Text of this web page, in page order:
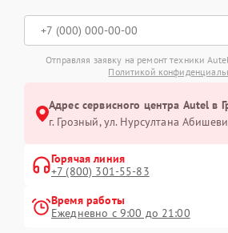
Отправляя заявку на ремонт техники
Политикой
Адрес сервисного центра Autel в
г. Грозный, ул. Нурсултана
Горячая линия
+7 (800) 301-55-83
Время работы
Ежедневно с 9:00 до 21:00